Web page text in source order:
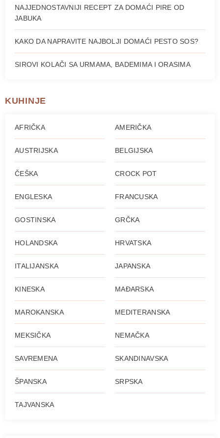
NAJJEDNOSTAVNIJI RECEPT ZA DOMAĆI PIRE OD
JABUKA
KAKO DA NAPRAVITE NAJBOLJI DOMAĆI PESTO SOS?
SIROVI KOLAČI SA URMAMA, BADEMIMA I ORASIMA
KUHINJE
AFRIČKA AMERIČKA
AUSTRIJSKA BELGIJSKA
ČEŠKA CROCK POT
ENGLESKA FRANCUSKA
GOSTINSKA GRČKA
HOLANDSKA HRVATSKA
ITALIJANSKA JAPANSKA
KINESKA MAĐARSKA
MAROKANSKA MEDITERANSKA
MEKSIČKA NEMAČKA
SAVREMENA SKANDINAVSKA
ŠPANSKA SRPSKA
TAJVANSKA